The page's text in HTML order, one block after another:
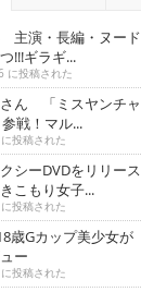
主演・長編・ヌード
!!!ギラギ...
に投稿された
ん 「ミスヤンチャ
戦！マル...
投稿された
シーDVDをリリース
こもり女子...
投稿された
Gカップ美少女が
ー
投稿された